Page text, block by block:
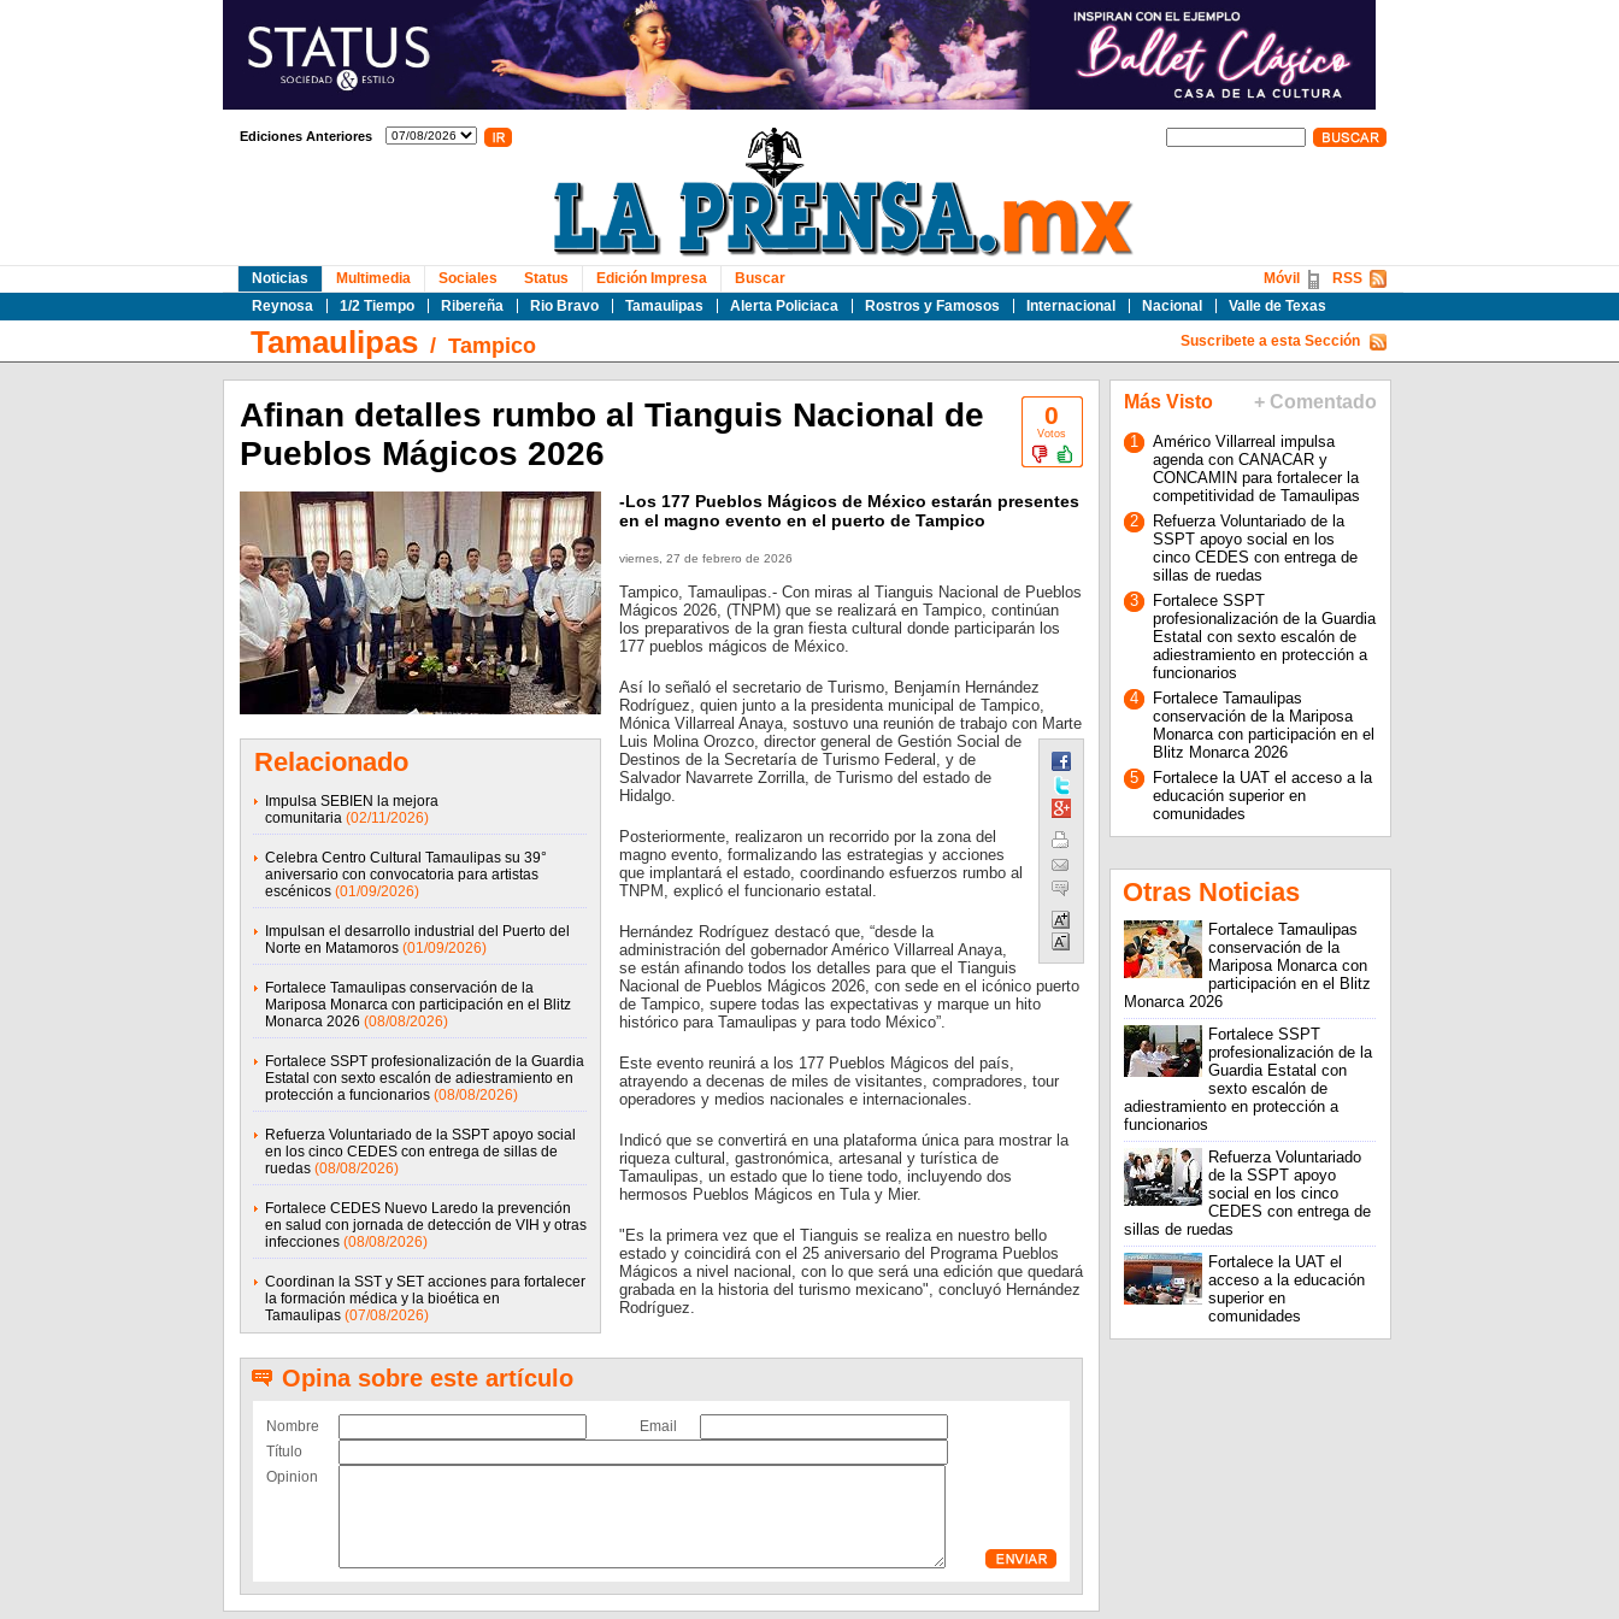
Ediciones Anteriores
Noticias
Reynosa
1/2 Tiempo Ribereña Rio Bravo Tamaulipas Alerta Policiaca Rostros y Famosos Internacional Nacional Valle de Texas
Multimedia Sociales Status Edición Impresa Buscar RSS
Móvil
Tamaulipas/ Tampico Suscribete a esta Sección
0
Votos
Afinan detalles rumbo al Tianguis Nacional de
Pueblos Mágicos 2026
Relacionado
Impulsa SEBIEN la mejora
comunitaria (02/11/2026)
Celebra Centro Cultural Tamaulipas su 39°
aniversario con convocatoria para artistas
escénicos (01/09/2026)
Impulsan el desarrollo industrial del Puerto del
Norte en Matamoros (01/09/2026)
Fortalece Tamaulipas conservación de la
Mariposa Monarca con participación en el Blitz
Monarca 2026 (08/08/2026)
Fortalece SSPT profesionalización de la Guardia
Estatal con sexto escalón de adiestramiento en
protección a funcionarios (08/08/2026)
Refuerza Voluntariado de la SSPT apoyo social
en los cinco CEDES con entrega de sillas de
ruedas (08/08/2026)
Fortalece CEDES Nuevo Laredo la prevención
en salud con jornada de detección de VIH y otras
infecciones (08/08/2026)
Coordinan la SST y SET acciones para fortalecer
la formación médica y la bioética en
Tamaulipas (07/08/2026)
-Los 177 Pueblos Mágicos de México estarán presentes
en el magno evento en el puerto de Tampico
viernes, 27 de febrero de 2026
Tampico, Tamaulipas.- Con miras al Tianguis Nacional de Pueblos
Mágicos 2026, (TNPM) que se realizará en Tampico, continúan
los preparativos de la gran fiesta cultural donde participarán los
177 pueblos mágicos de México.
Así lo señaló el secretario de Turismo, Benjamín Hernández
Rodríguez, quien junto a la presidenta municipal de Tampico,
Mónica Villarreal Anaya, sostuvo una reunión de trabajo con Marte
Luis Molina Orozco, director general de Gestión Social de
Destinos de la Secretaría de Turismo Federal, y de
Salvador Navarrete Zorrilla, de Turismo del estado de
Hidalgo.
Posteriormente, realizaron un recorrido por la zona del
magno evento, formalizando las estrategias y acciones
que implantará el estado, coordinando esfuerzos rumbo al
TNPM, explicó el funcionario estatal.
Hernández Rodríguez destacó que, “desde la
administración del gobernador Américo Villarreal Anaya,
se están afinando todos los detalles para que el Tianguis
Nacional de Pueblos Mágicos 2026, con sede en el icónico puerto
de Tampico, supere todas las expectativas y marque un hito
histórico para Tamaulipas y para todo México”.
Este evento reunirá a los 177 Pueblos Mágicos del país,
atrayendo a decenas de miles de visitantes, compradores, tour
operadores y medios nacionales e internacionales.
Indicó que se convertirá en una plataforma única para mostrar la
riqueza cultural, gastronómica, artesanal y turística de
Tamaulipas, un estado que lo tiene todo, incluyendo dos
hermosos Pueblos Mágicos en Tula y Mier.
"Es la primera vez que el Tianguis se realiza en nuestro bello
estado y coincidirá con el 25 aniversario del Programa Pueblos
Mágicos a nivel nacional, con lo que será una edición que quedará
grabada en la historia del turismo mexicano", concluyó Hernández
Rodríguez.
Opina sobre este artículo
Nombre
Email
Título
Opinion
Más Visto + Comentado
1
Américo Villarreal impulsa
agenda con CANACAR y
CONCAMIN para fortalecer la
competitividad de Tamaulipas
2
Refuerza Voluntariado de la
SSPT apoyo social en los
cinco CEDES con entrega de
sillas de ruedas
3
Fortalece SSPT
profesionalización de la Guardia
Estatal con sexto escalón de
adiestramiento en protección a
funcionarios
4
Fortalece Tamaulipas
conservación de la Mariposa
Monarca con participación en el
Blitz Monarca 2026
5
Fortalece la UAT el acceso a la
educación superior en
comunidades
Otras Noticias
Fortalece Tamaulipas
conservación de la
Mariposa Monarca con
participación en el Blitz
Monarca 2026
Fortalece SSPT
profesionalización de la
Guardia Estatal con
sexto escalón de
adiestramiento en protección a
funcionarios
Refuerza Voluntariado
de la SSPT apoyo
social en los cinco
CEDES con entrega de
sillas de ruedas
Fortalece la UAT el
acceso a la educación
superior en
comunidades